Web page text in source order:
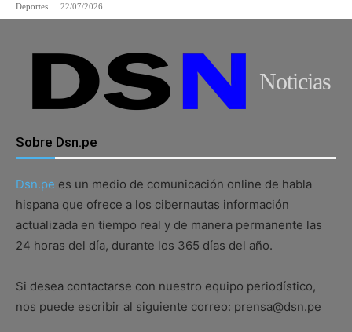
Deportes 22/07/2026
Noticias
Sobre Dsn.pe
Dsn.pe es un medio de comunicación online de habla
hispana que ofrece a los cibernautas información
actualizada en tiempo real y de manera permanente las
24 horas del día, durante los 365 días del año.
Si desea contactarse con nuestro equipo periodístico,
nos puede escribir al siguiente correo: prensa@dsn.pe